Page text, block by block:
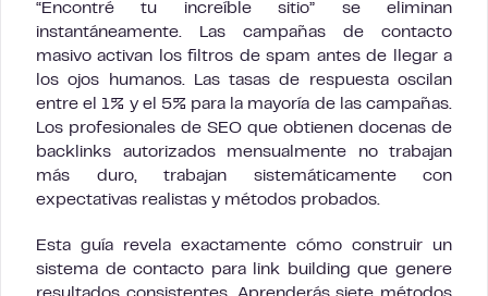
“Encontré tu increíble sitio” se eliminan
instantáneamente. Las campañas de contacto
masivo activan los filtros de spam antes de llegar a
los ojos humanos. Las tasas de respuesta oscilan
entre el 1% y el 5% para la mayoría de las campañas.
Los profesionales de SEO que obtienen docenas de
backlinks autorizados mensualmente no trabajan
más duro, trabajan sistemáticamente con
expectativas realistas y métodos probados.
Esta guía revela exactamente cómo construir un
sistema de contacto para link building que genere